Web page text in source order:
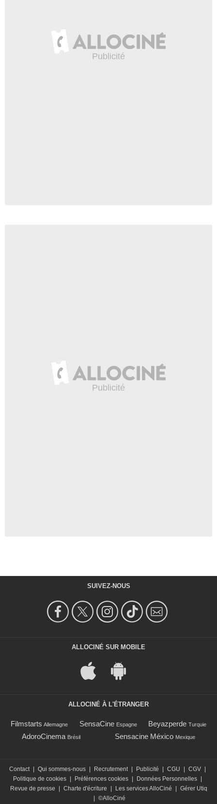
SUIVEZ-NOUS
ALLOCINÉ SUR MOBILE
ALLOCINÉ À L'ÉTRANGER
Filmstarts Allemagne SensaCine Espagne Beyazperde Turquie
AdoroCinema Brésil Sensacine México Mexique
Contact Qui sommes-nous Recrutement Publicité CGU CGV
Politique de cookies
Préférences cookies Données Personnelles
Revue de presse
Charte d'écriture Les services AlloCiné
Gérer Utiq
©AlloCiné